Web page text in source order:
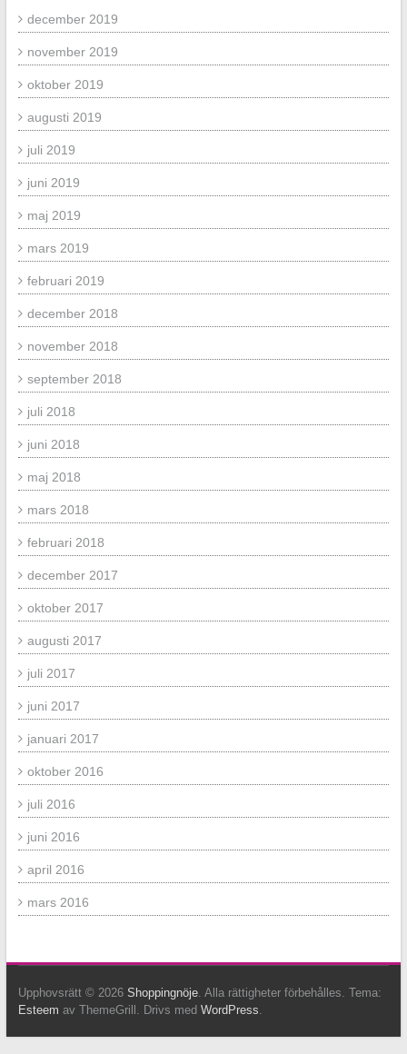
december 2019
november 2019
oktober 2019
augusti 2019
juli 2019
juni 2019
maj 2019
mars 2019
februari 2019
december 2018
november 2018
september 2018
juli 2018
juni 2018
maj 2018
mars 2018
februari 2018
december 2017
oktober 2017
augusti 2017
juli 2017
juni 2017
januari 2017
oktober 2016
juli 2016
juni 2016
april 2016
mars 2016
Upphovsrätt © 2026 Shoppingnöje. Alla rättigheter förbehålles. Tema:
Esteem av ThemeGrill. Drivs med WordPress.